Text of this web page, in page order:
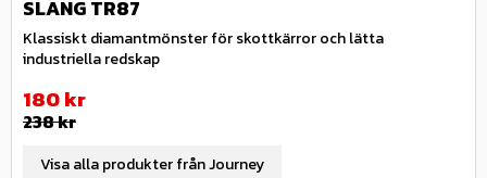
SLANG TR87
Klassiskt diamantmönster för skottkärror och lätta
industriella redskap
Nedsatt pris:
180kr
Ordinarie pris:
238kr
Visa alla produkter från Journey